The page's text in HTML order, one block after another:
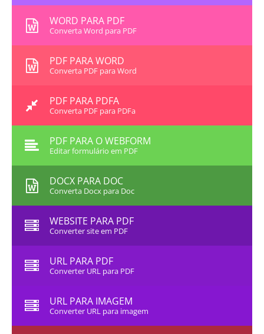
WORD PARA PDF
Converta Word para PDF
PDF PARA WORD
Converta PDF para Word
PDF PARA PDFA
Converta PDF para PDFa
PDF PARA O WEBFORM
Editar formulário em PDF
DOCX PARA DOC
Converta Docx para Doc
WEBSITE PARA PDF
Converter site em PDF
URL PARA PDF
Converter URL para PDF
URL PARA IMAGEM
Converter URL para imagem